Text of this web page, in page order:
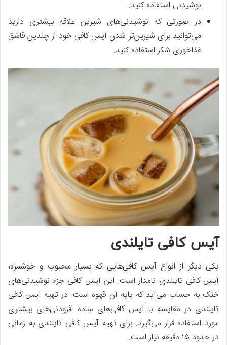
نوشیدنی استفاده کنید.
در صورتی که نوشیدنی‌های شیرین علاقه بیشتری دارید
می‌توانید برای شیرین‌تر شدن آیس کافی خود از چندین قاشق
غذاخوری شکر استفاده کنید.
آیس کافی تایلندی
یکی دیگر از انواع آیس کافی‌هایی که بسیار محبوب و خوشمزه،
آیس کافی تایلندی نامدار است. این آیس کافی جزء نوشیدنی‌های
خنک به حساب می‌آید که پایه آن قهوه است. در تهیه آیس کافی
تایلندی در مقایسه با آیس کافی‌های ساده افزودنی‌های بیشتری
مورد استفاده قرار می‌گیرد. برای تهیه آیس کافی تایلندی به زمانی
در حدود ۱۵ دقیقه نیاز است.